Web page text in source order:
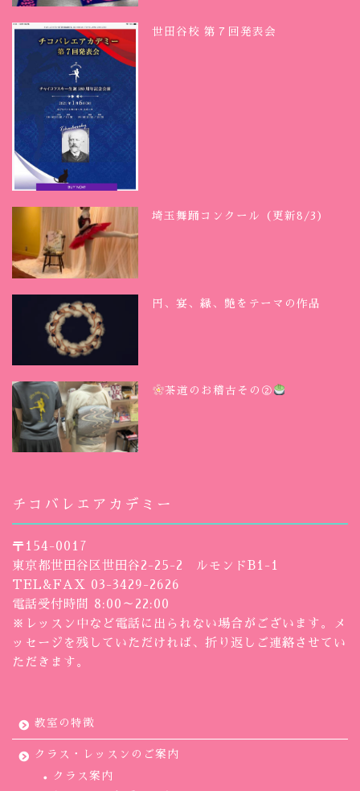
世田谷校 第７回発表会
埼玉舞踊コンクール（更新8/3）
円、宴、縁、艶をテーマの作品
茶道のお稽古その②
チコバレエアカデミー
〒154-0017
東京都世田谷区世田谷2-25-2 ルモンドB1-1
TEL&FAX 03-3429-2626
電話受付時間 8:00～22:00
※レッスン中など電話に出られない場合がございます。メ
ッセージを残していただければ、折り返しご連絡させてい
ただきます。
教室の特徴
クラス・レッスンのご案内
クラス案内